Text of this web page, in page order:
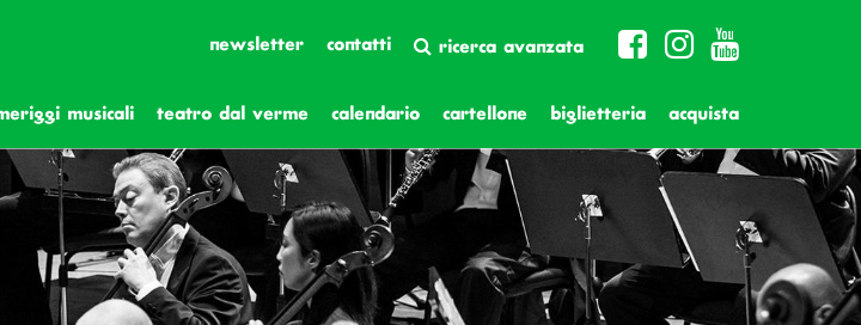
newsletter contatti ricerca avanzata
musicali teatro dal verme calendario cartellone biglietteria acquista